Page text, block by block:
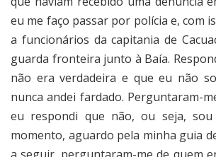
eu me faço passar por polícia e, com
a funcionários da capitania de
guarda fronteira junto à Baía.
não era verdadeira e que eu não
nunca andei fardado. Perguntaram-
eu respondi que não, ou seja, sou
momento, aguardo pela minha guia
a seguir, perguntaram-me de quem